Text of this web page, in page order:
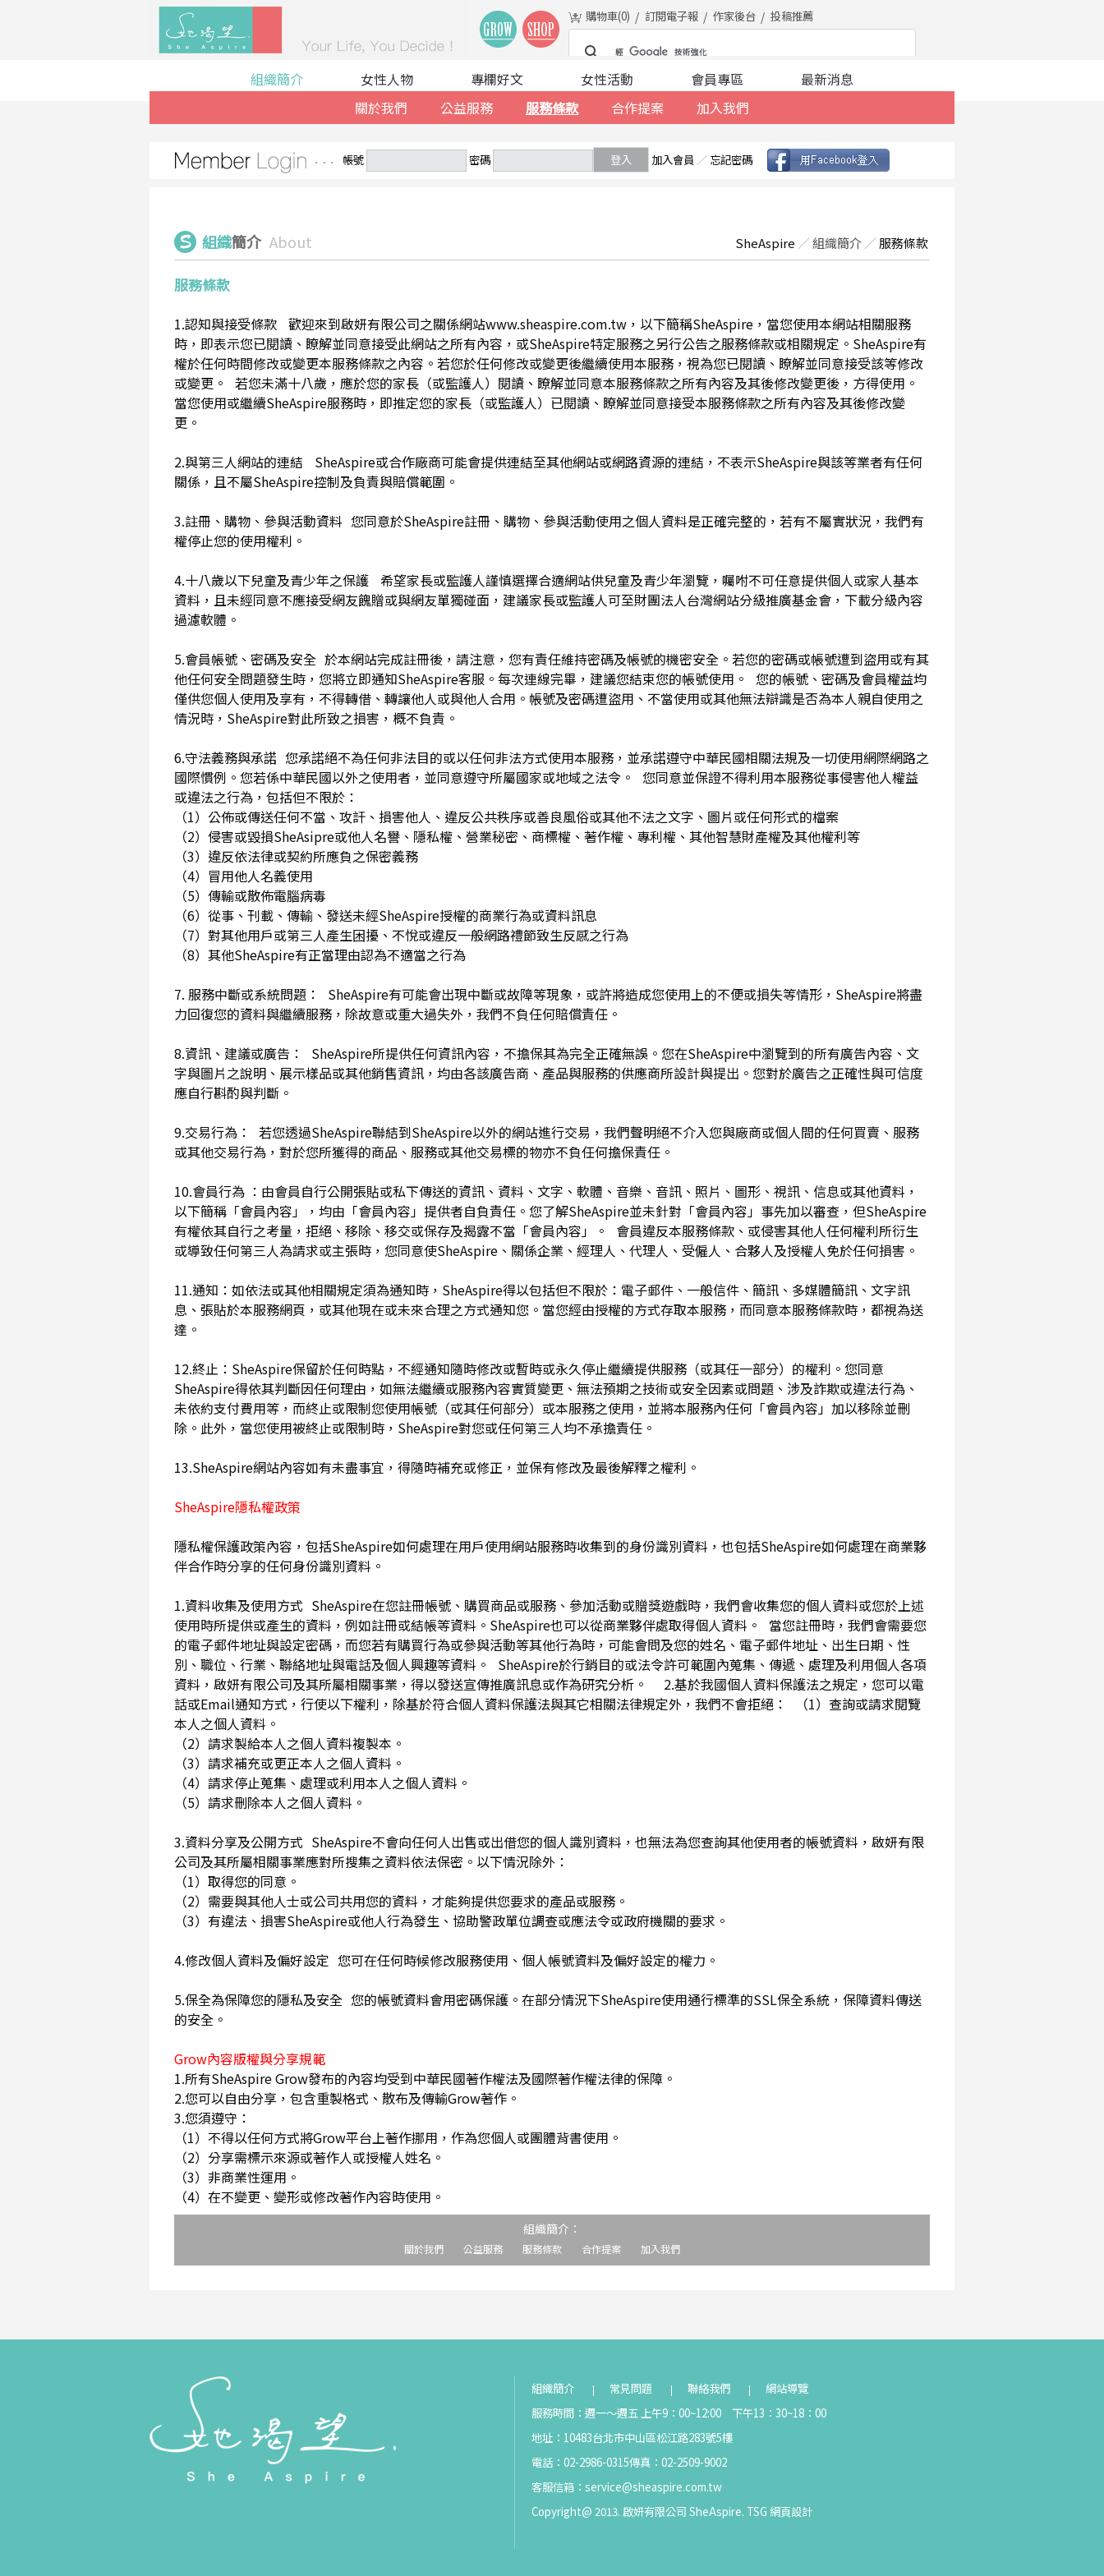
購物車(0) 訂閱電子報 作家後台 投稿推薦
組織簡介
關於我們
公益服務 服務條款 合作提案 加入我們
女性人物 專欄好文 女性活動 會員專區 最新消息
帳號 密碼 登入 加入會員 ／ 忘記密碼
組織簡介 About SheAspire ／組織簡介 ／ 服務條款
服務條款
1.認知與接受條款 歡迎來到啟妍有限公司之關係網站www.sheaspire.com.tw，以下簡稱SheAspire，當您使用本網站相關服務
時，即表示您已閱讀、瞭解並同意接受此網站之所有內容，或SheAspire特定服務之另行公告之服務條款或相關規定。SheAspire有
權於任何時間修改或變更本服務條款之內容。若您於任何修改或變更後繼續使用本服務，視為您已閱讀、瞭解並同意接受該等修改
或變更。 若您未滿十八歲，應於您的家長（或監護人）閱讀、瞭解並同意本服務條款之所有內容及其後修改變更後，方得使用。
當您使用或繼續SheAspire服務時，即推定您的家長（或監護人）已閱讀、瞭解並同意接受本服務條款之所有內容及其後修改變
更。
2.與第三人網站的連結 SheAspire或合作廠商可能會提供連結至其他網站或網路資源的連結，不表示SheAspire與該等業者有任何
關係，且不屬SheAspire控制及負責與賠償範圍。
3.註冊、購物、參與活動資料 您同意於SheAspire註冊、購物、參與活動使用之個人資料是正確完整的，若有不屬實狀況，我們有
權停止您的使用權利。
4.十八歲以下兒童及青少年之保護 希望家長或監護人謹慎選擇合適網站供兒童及青少年瀏覽，囑咐不可任意提供個人或家人基本
資料，且未經同意不應接受網友餽贈或與網友單獨碰面，建議家長或監護人可至財團法人台灣網站分級推廣基金會，下載分級內容
過濾軟體。
5.會員帳號、密碼及安全 於本網站完成註冊後，請注意，您有責任維持密碼及帳號的機密安全。若您的密碼或帳號遭到盜用或有其
他任何安全問題發生時，您將立即通知SheAspire客服。每次連線完畢，建議您結束您的帳號使用。 您的帳號、密碼及會員權益均
僅供您個人使用及享有，不得轉借、轉讓他人或與他人合用。帳號及密碼遭盜用、不當使用或其他無法辯識是否為本人親自使用之
情況時，SheAspire對此所致之損害，概不負責。
6.守法義務與承諾 您承諾絕不為任何非法目的或以任何非法方式使用本服務，並承諾遵守中華民國相關法規及一切使用網際網路之
國際慣例。您若係中華民國以外之使用者，並同意遵守所屬國家或地域之法令。 您同意並保證不得利用本服務從事侵害他人權益
或違法之行為，包括但不限於：
（1）公佈或傳送任何不當、攻訐、損害他人、違反公共秩序或善良風俗或其他不法之文字、圖片或任何形式的檔案
（2）侵害或毀損SheAsipre或他人名譽、隱私權、營業秘密、商標權、著作權、專利權、其他智慧財產權及其他權利等
（3）違反依法律或契約所應負之保密義務
（4）冒用他人名義使用
（5）傳輸或散佈電腦病毒
（6）從事、刊載、傳輸、發送未經SheAspire授權的商業行為或資料訊息
（7）對其他用戶或第三人產生困擾、不悅或違反一般網路禮節致生反感之行為
（8）其他SheAspire有正當理由認為不適當之行為
7. 服務中斷或系統問題： SheAspire有可能會出現中斷或故障等現象，或許將造成您使用上的不便或損失等情形，SheAspire將盡
力回復您的資料與繼續服務，除故意或重大過失外，我們不負任何賠償責任。
8.資訊、建議或廣告： SheAspire所提供任何資訊內容，不擔保其為完全正確無誤。您在SheAspire中瀏覽到的所有廣告內容、文
字與圖片之說明、展示樣品或其他銷售資訊，均由各該廣告商、產品與服務的供應商所設計與提出。您對於廣告之正確性與可信度
應自行斟酌與判斷。
9.交易行為： 若您透過SheAspire聯結到SheAspire以外的網站進行交易，我們聲明絕不介入您與廠商或個人間的任何買賣、服務
或其他交易行為，對於您所獲得的商品、服務或其他交易標的物亦不負任何擔保責任。
10.會員行為 ：由會員自行公開張貼或私下傳送的資訊、資料、文字、軟體、音樂、音訊、照片、圖形、視訊、信息或其他資料，
以下簡稱「會員內容」，均由「會員內容」提供者自負責任。您了解SheAspire並未針對「會員內容」事先加以審查，但SheAspire
有權依其自行之考量，拒絕、移除、移交或保存及揭露不當「會員內容」。 會員違反本服務條款、或侵害其他人任何權利所衍生
或導致任何第三人為請求或主張時，您同意使SheAspire、關係企業、經理人、代理人、受僱人、合夥人及授權人免於任何損害。
11.通知：如依法或其他相關規定須為通知時，SheAspire得以包括但不限於：電子郵件、一般信件、簡訊、多媒體簡訊、文字訊
息、張貼於本服務網頁，或其他現在或未來合理之方式通知您。當您經由授權的方式存取本服務，而同意本服務條款時，都視為送
達。
12.終止：SheAspire保留於任何時點，不經通知隨時修改或暫時或永久停止繼續提供服務（或其任一部分）的權利。您同意
SheAspire得依其判斷因任何理由，如無法繼續或服務內容實質變更、無法預期之技術或安全因素或問題、涉及詐欺或違法行為、
未依約支付費用等，而終止或限制您使用帳號（或其任何部分）或本服務之使用，並將本服務內任何「會員內容」加以移除並刪
除。此外，當您使用被終止或限制時，SheAspire對您或任何第三人均不承擔責任。
13.SheAspire網站內容如有未盡事宜，得隨時補充或修正，並保有修改及最後解釋之權利。
SheAspire隱私權政策
隱私權保護政策內容，包括SheAspire如何處理在用戶使用網站服務時收集到的身份識別資料，也包括SheAspire如何處理在商業夥
伴合作時分享的任何身份識別資料。
1.資料收集及使用方式 SheAspire在您註冊帳號、購買商品或服務、參加活動或贈獎遊戲時，我們會收集您的個人資料或您於上述
使用時所提供或產生的資料，例如註冊或結帳等資料。SheAspire也可以從商業夥伴處取得個人資料。 當您註冊時，我們會需要您
的電子郵件地址與設定密碼，而您若有購買行為或參與活動等其他行為時，可能會問及您的姓名、電子郵件地址、出生日期、性
別、職位、行業、聯絡地址與電話及個人興趣等資料。 SheAspire於行銷目的或法令許可範圍內蒐集、傳遞、處理及利用個人各項
資料，啟妍有限公司及其所屬相關事業，得以發送宣傳推廣訊息或作為研究分析。 2.基於我國個人資料保護法之規定，您可以電
話或Email通知方式，行使以下權利，除基於符合個人資料保護法與其它相關法律規定外，我們不會拒絕： （1）查詢或請求閱覽
本人之個人資料。
（2）請求製給本人之個人資料複製本。
（3）請求補充或更正本人之個人資料。
（4）請求停止蒐集、處理或利用本人之個人資料。
（5）請求刪除本人之個人資料。
3.資料分享及公開方式 SheAspire不會向任何人出售或出借您的個人識別資料，也無法為您查詢其他使用者的帳號資料，啟妍有限
公司及其所屬相關事業應對所搜集之資料依法保密。以下情況除外：
（1）取得您的同意。
（2）需要與其他人士或公司共用您的資料，才能夠提供您要求的產品或服務。
（3）有違法、損害SheAspire或他人行為發生、協助警政單位調查或應法令或政府機關的要求。
4.修改個人資料及偏好設定 您可在任何時候修改服務使用、個人帳號資料及偏好設定的權力。
5.保全為保障您的隱私及安全 您的帳號資料會用密碼保護。在部分情況下SheAspire使用通行標準的SSL保全系統，保障資料傳送
的安全。
Grow內容版權與分享規範
1.所有SheAspire Grow發布的內容均受到中華民國著作權法及國際著作權法律的保障。
2.您可以自由分享，包含重製格式、散布及傳輸Grow著作。
3.您須遵守：
（1）不得以任何方式將Grow平台上著作挪用，作為您個人或團體背書使用。
（2）分享需標示來源或著作人或授權人姓名。
（3）非商業性運用。
（4）在不變更、變形或修改著作內容時使用。
組織簡介：
關於我們 公益服務 服務條款 合作提案 加入我們
組織簡介 常見問題 聯絡我們
網站導覽
服務時間：週一～週五 上午9：00~12:00 下午13：30~18：00
地址：10483台北市中山區松江路283號5樓
電話：02-2986-0315傳真：02-2509-9002
客服信箱： service@sheaspire.com.tw
Copyright@ 2013. 啟妍有限公司 SheAspire. TSG 網頁設計